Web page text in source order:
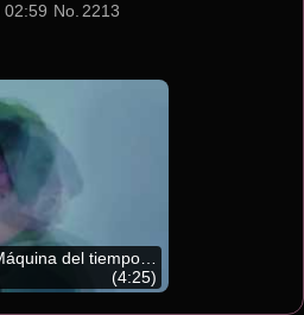
02:59 No. 2213
del tiempo - 2015
(4:25)